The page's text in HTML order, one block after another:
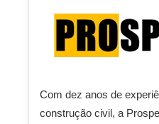
Com dez anos de
construção civil, a